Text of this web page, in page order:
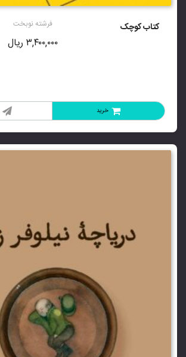
کتاب کوچک فرشته نوبخت
۳,۴۰۰,۰۰۰ ریال
خرید